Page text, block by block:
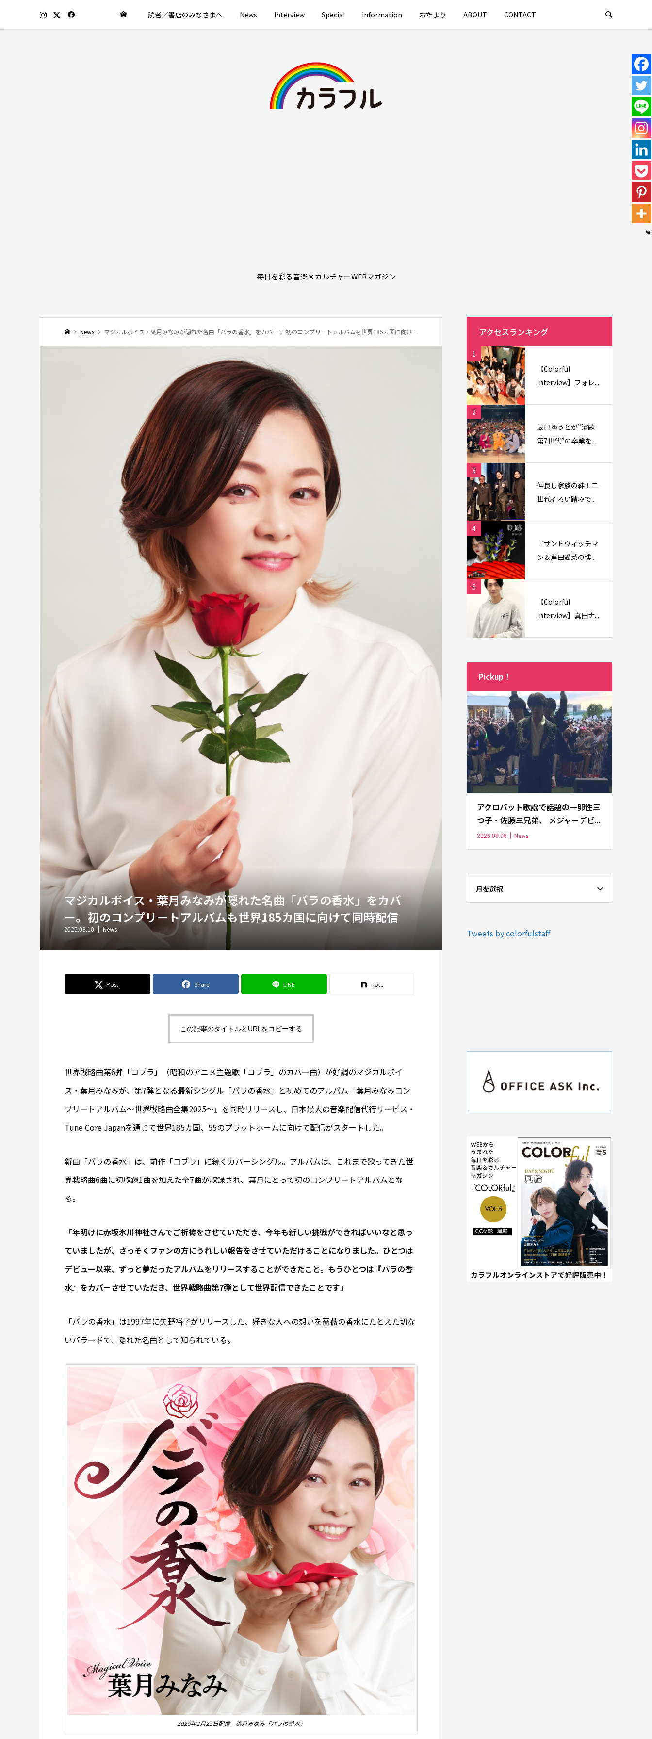
読者／書店のみなさまへ News Interview Special Information おたより ABOUT CONTACT
毎日を彩る音楽×カルチャーWEBマガジン
News マジカルボイス・葉月みなみが隠れた名曲「バラの香水」をカバ ー。初のコンプリートアルバムも世界185カ国に向けて同時配信
マジカルボイス・葉月みなみが隠れた名曲「バラの香水」をカバ
ー。初のコンプリートアルバムも世界185カ国に向けて同時配信
2025.03.10 News
Post Share LINE note
この記事のタイトルとURLをコピーする
世界戦略曲第6弾「コブラ」（昭和のアニメ主題歌「コブラ」のカバー曲）が好調のマジカルボイ
ス・葉月みなみが、第7弾となる最新シングル「バラの香水」と初めてのアルバム『葉月みなみコン
プリートアルバム～世界戦略曲全集2025～』を同時リリースし、日本最大の音楽配信代行サービス・
Tune Core Japanを通じて世界185カ国、55のプラットホームに向けて配信がスタートした。
新曲「バラの香水」は、前作「コブラ」に続くカバーシングル。アルバムは、これまで歌ってきた世
界戦略曲6曲に初収録1曲を加えた全7曲が収録され、葉月にとって初のコンプリートアルバムとな
る。
「年明けに赤坂氷川神社さんでご祈祷をさせていただき、今年も新しい挑戦ができればいいなと思っ
ていましたが、さっそくファンの方にうれしい報告をさせていただけることになりました。ひとつは
デビュー以来、ずっと夢だったアルバムをリリースすることができたこと。もうひとつは『バラの香
水』をカバーさせていただき、世界戦略曲第7弾として世界配信できたことです」
「バラの香水」は1997年に矢野裕子がリリースした、好きな人への想いを薔薇の香水にたとえた切な
いバラードで、隠れた名曲として知られている。
2025年2月25日配信 葉月みなみ「バラの香水」
アクセスランキング
1
【Colorful
Interview】フォレ...
2
辰巳ゆうとが”演歌
第7世代”の卒業を...
3
仲良し家族の絆！二
世代そろい踏みで...
4
『サンドウィッチマ
ン＆芦田愛菜の博...
5
【Colorful
Interview】真田ナ...
Pickup！
アクロバット歌謡で話題の一卵性三
つ子・佐藤三兄弟、 メジャーデビ...
2026.08.06 News
月を選択
Tweets by colorfulstaff